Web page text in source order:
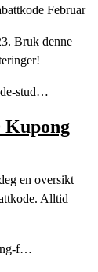
Februar
Bruk denne
stud…
Kupong
en oversikt
Alltid
f…